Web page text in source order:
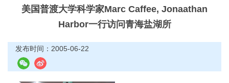
美国普渡大学科学家Marc Caffee, Jonaathan
Harbor一行访问青海盐湖所
发布时间：2005-06-22